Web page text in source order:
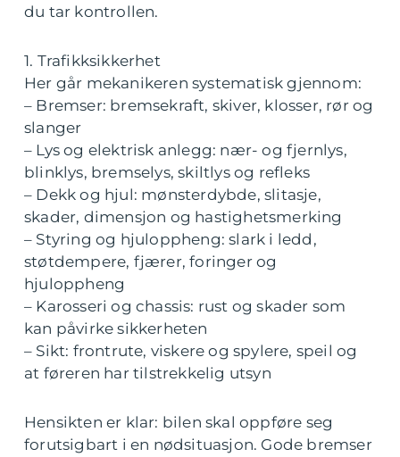
du tar kontrollen.
1. Trafikksikkerhet
Her går mekanikeren systematisk gjennom:
– Bremser: bremsekraft, skiver, klosser, rør og
slanger
– Lys og elektrisk anlegg: nær- og fjernlys,
blinklys, bremselys, skiltlys og refleks
– Dekk og hjul: mønsterdybde, slitasje,
skader, dimensjon og hastighetsmerking
– Styring og hjuloppheng: slark i ledd,
støtdempere, fjærer, foringer og
hjuloppheng
– Karosseri og chassis: rust og skader som
kan påvirke sikkerheten
– Sikt: frontrute, viskere og spylere, speil og
at føreren har tilstrekkelig utsyn
Hensikten er klar: bilen skal oppføre seg
forutsigbart i en nødsituasjon. Gode bremser